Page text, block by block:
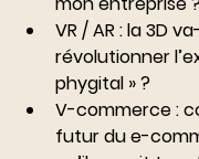
VR / AR : la 3D
révolutionner
phygital » ?
V-commerce :
futur du e-